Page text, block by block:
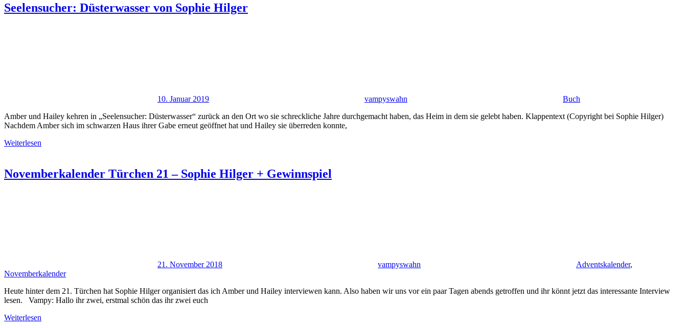
Seelensucher: Düsterwasser von Sophie Hilger
10. Januar 2019 vampyswahn
Buch
Amber und Hailey kehren in „Seelensucher: Düsterwasser“ zurück an den Ort wo sie schreckliche Jahre durchgemacht haben, das Heim in dem sie gelebt haben. Klappentext (Copyright bei Sophie Hilger)
Nachdem Amber sich im schwarzen Haus ihrer Gabe erneut geöffnet hat und Hailey sie überreden konnte,
Weiterlesen
Novemberkalender Türchen 21 – Sophie Hilger + Gewinnspiel
21. November 2018 vampyswahn Adventskalender,
Novemberkalender
Heute hinter dem 21. Türchen hat Sophie Hilger organisiert das ich Amber und Hailey interviewen kann. Also haben wir uns vor ein paar Tagen abends getroffen und ihr könnt jetzt das interessante Interview
lesen. Vampy: Hallo ihr zwei, erstmal schön das ihr zwei euch
Weiterlesen